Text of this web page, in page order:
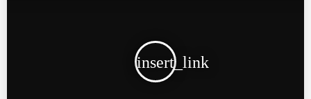
insert_link